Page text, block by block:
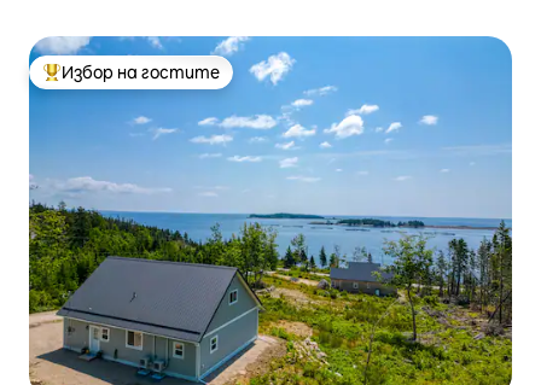
Най-популярен избор на гостите
Избор на гостите